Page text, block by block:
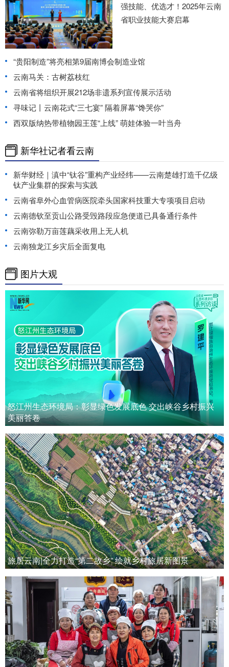
强技能、优选才！2025年云南
省职业技能大赛启幕
“贵阳制造”将亮相第9届南博会制造业馆
云南马关：古树荔枝红
云南省将组织开展212场非遗系列宣传展示活动
寻味记丨云南花式“三七宴” 隔着屏幕“馋哭你”
西双版纳热带植物园王莲“上线” 萌娃体验一叶当舟
新华社记者看云南
新华财经｜滇中“钛谷”重构产业经纬——云南楚雄打造千亿级
钛产业集群的探索与实践
云南省阜外心血管病医院牵头国家科技重大专项项目启动
云南德钦至贡山公路受毁路段应急便道已具备通行条件
云南弥勒万亩莲藕采收用上无人机
云南独龙江乡灾后全面复电
图片大观
怒江州生态环境局：彰显绿色发展底色 交出峡谷乡村振兴
美丽答卷
旅居云南|全力打造“第二故乡” 绘就乡村旅居新图景